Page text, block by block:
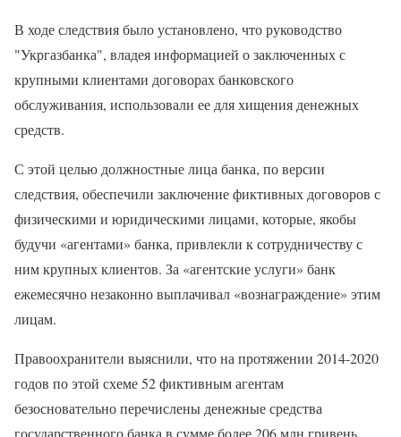
В ходе следствия было установлено, что руководство
"Укргазбанка", владея информацией о заключенных с
крупными клиентами договорах банковского
обслуживания, использовали ее для хищения денежных
средств.
С этой целью должностные лица банка, по версии
следствия, обеспечили заключение фиктивных договоров с
физическими и юридическими лицами, которые, якобы
будучи «агентами» банка, привлекли к сотрудничеству с
ним крупных клиентов. За «агентские услуги» банк
ежемесячно незаконно выплачивал «вознаграждение» этим
лицам.
Правоохранители выяснили, что на протяжении 2014-2020
годов по этой схеме 52 фиктивным агентам
безосновательно перечислены денежные средства
государственного банка в сумме более 206 млн гривень.